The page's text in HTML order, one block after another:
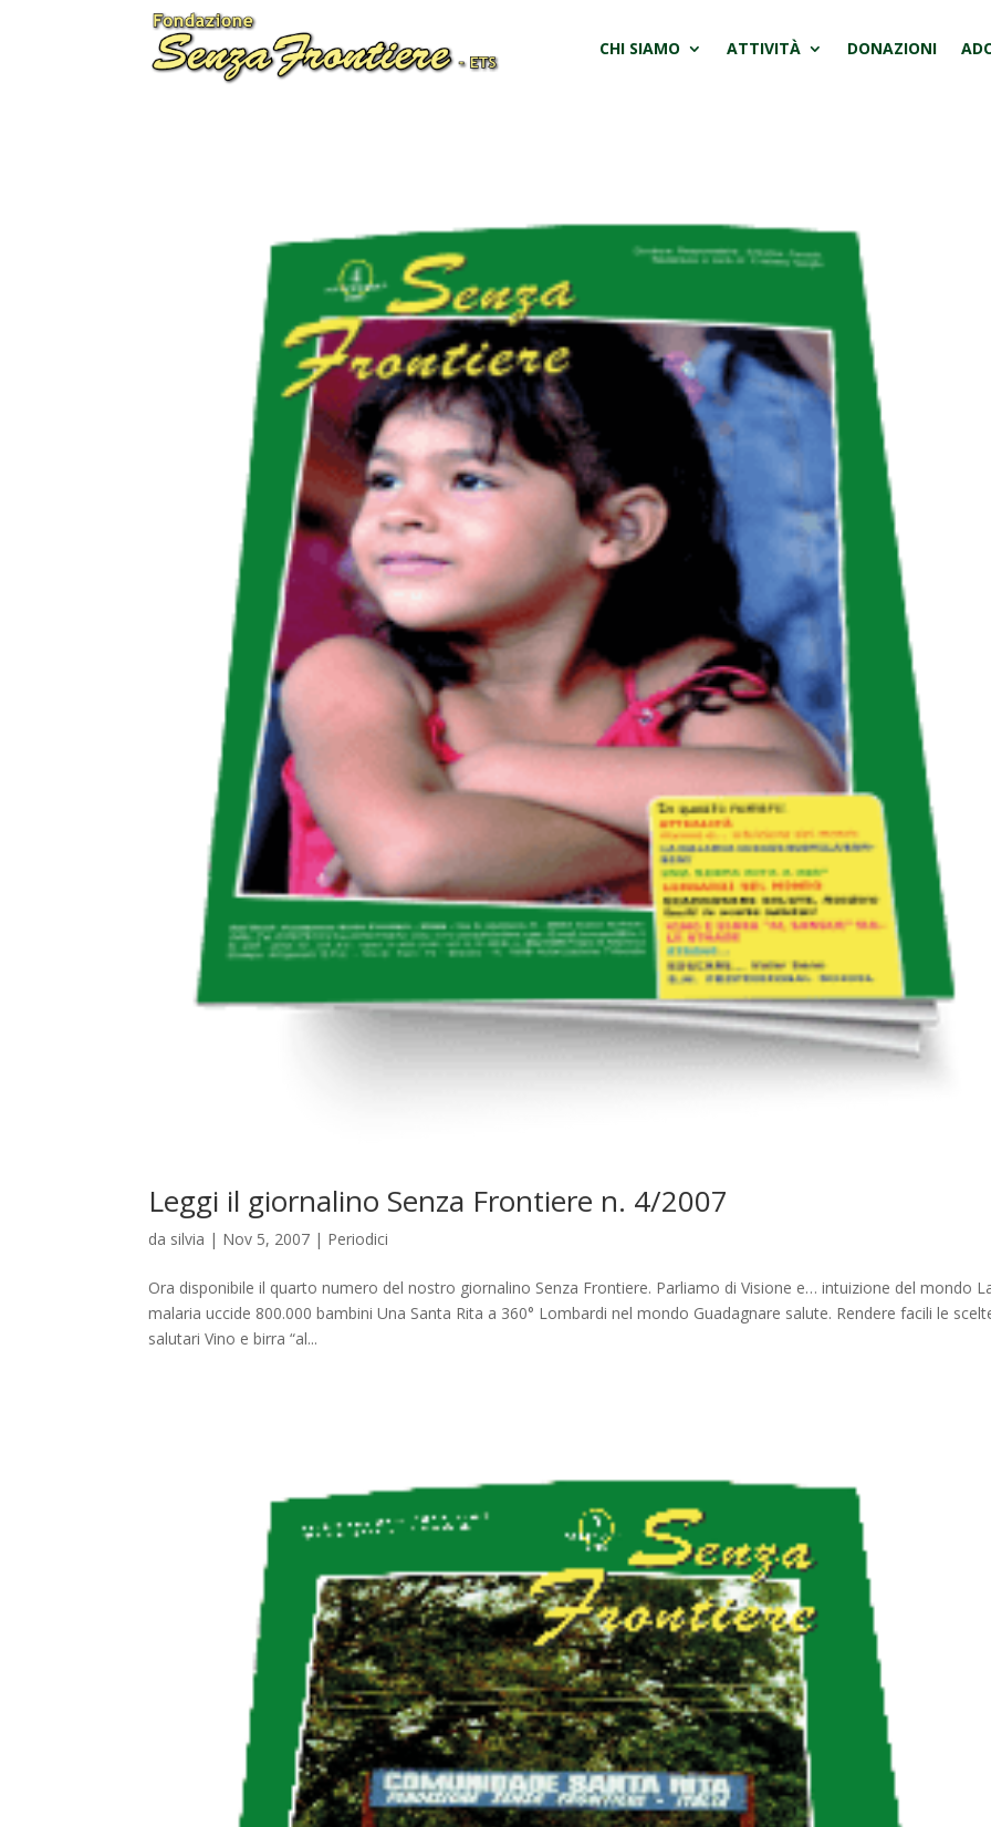
CHI SIAMO ATTIVITÀ DONAZIONI
Leggi il giornalino Senza Frontiere n. 4/2007
da silvia | Nov 5, 2007 | Periodici
Ora disponibile il quarto numero del nostro giornalino Senza Frontiere. Parliamo di Visione e… intuizione del mondo
malaria uccide 800.000 bambini Una Santa Rita a 360° Lombardi nel mondo Guadagnare salute. Rendere facili le
salutari Vino e birra “al...